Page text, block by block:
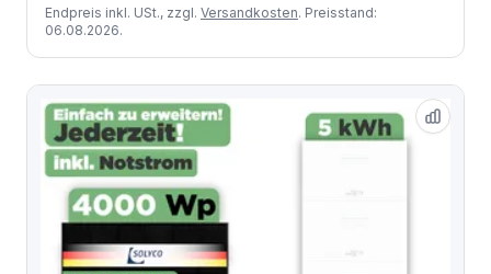
Endpreis inkl. USt., zzgl. Versandkosten. Preisstand:
06.08.2026.